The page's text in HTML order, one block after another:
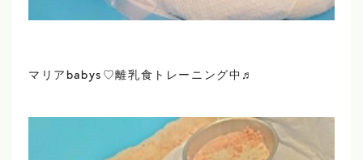
マリアbabys♡離乳食トレーニング中♬